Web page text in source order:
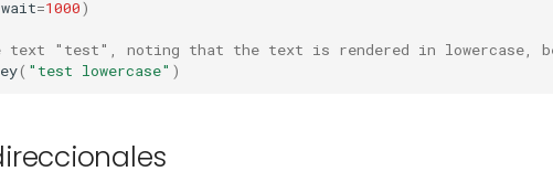
wait=1000)
text "test", noting that the text is rendered in lowercase,
( "test lowercase" )